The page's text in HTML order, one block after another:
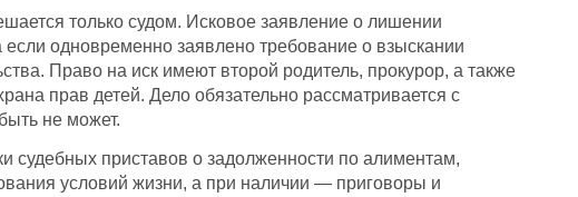
только судом. Исковое заявление о лишении
если одновременно заявлено требование о взыскании
Право на иск имеют второй родитель, прокурор, а также
прав детей. Дело обязательно рассматривается с
не может.
судебных приставов о задолженности по алиментам,
условий жизни, а при наличии — приговоры и